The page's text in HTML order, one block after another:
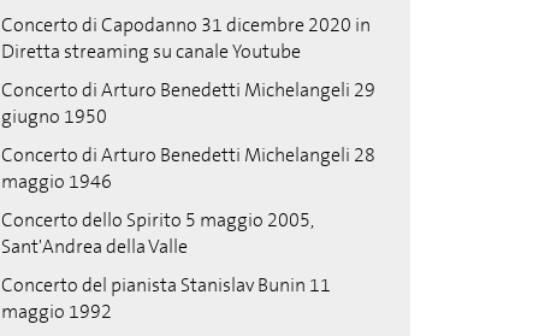
Concerto di Capodanno 31 dicembre 2020 in
Diretta streaming su canale Youtube
Concerto di Arturo Benedetti Michelangeli 29
giugno 1950
Concerto di Arturo Benedetti Michelangeli 28
maggio 1946
Concerto dello Spirito 5 maggio 2005,
Sant'Andrea della Valle
Concerto del pianista Stanislav Bunin 11
maggio 1992